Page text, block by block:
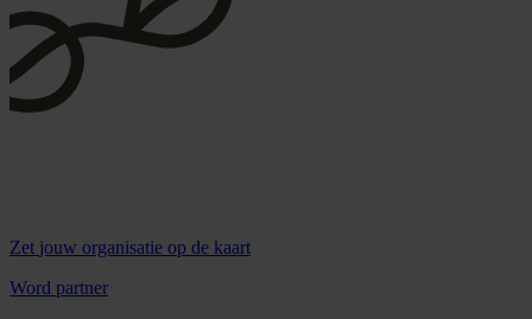
Zet jouw organisatie op de kaart
Word partner